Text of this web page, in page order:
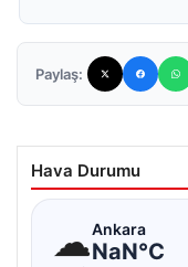
Paylaş:
Hava Durumu
☁Ankara
NaN°C